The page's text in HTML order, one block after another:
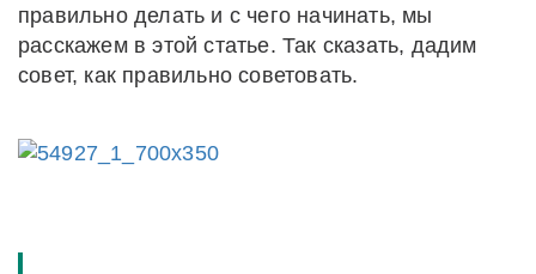
правильно делать и с чего начинать, мы
расскажем в этой статье. Так сказать, дадим
совет, как правильно советовать.